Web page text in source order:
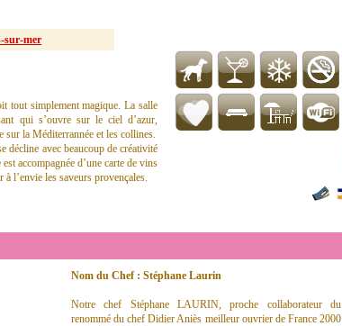
sur-mer
tout simplement magique. La salle
qui s’ouvre sur le ciel d’azur,
sur la Méditerrannée et les collines.
décline avec beaucoup de créativité
accompagnée d’une carte de vins
l’envie les saveurs provençales.
Nom du Chef : Stéphane Laurin
Notre chef Stéphane LAURIN, proche collaborateur du
renommé du chef Didier Aniès meilleur ouvrier de France 2000